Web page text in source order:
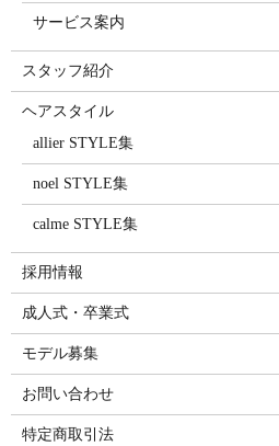
サービス案内
スタッフ紹介
ヘアスタイル
allier STYLE集
noel STYLE集
calme STYLE集
採用情報
成人式・卒業式
モデル募集
お問い合わせ
特定商取引法